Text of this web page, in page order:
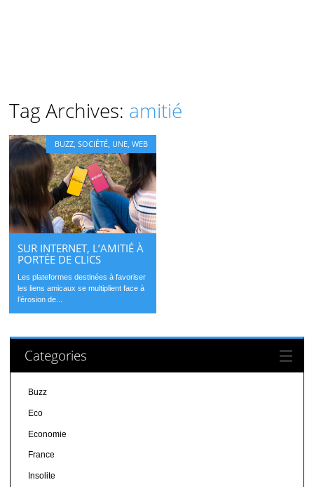
Tag Archives: amitié
BUZZ ,SOCIÉTÉ UNE ,WEB
SUR INTERNET, L’AMITIÉ À
PORTÉE DE CLICS
Les plateformes destinées à favoriser
les liens amicaux se multiplient face à
l’érosion de...
Categories
Buzz
Eco
Economie
France
Insolite